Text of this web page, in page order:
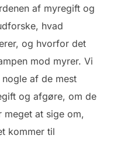
af myregift og
hvad
og hvorfor det
mod myrer. Vi
af de mest
og afgøre, om de
meget at sige om,
kommer til